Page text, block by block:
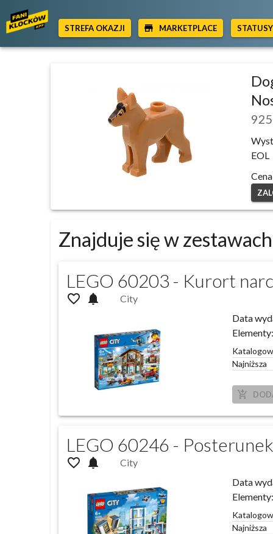
STREFA OKAZJI MARKETPLACE STATUSY
EOL
Znajduje się w zestawach
LEGO 60203 - Kurort
favorite_outline notifications
City
Data
Elementy:
Najniższa
add_shopping_cart
LEGO 60246 -
favorite_outline notifications
City
Data
Elementy:
Najniższa